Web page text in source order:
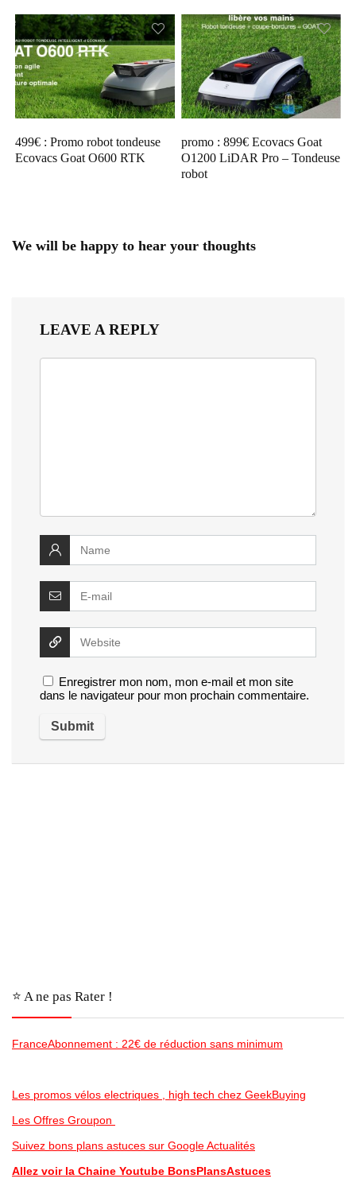
499€ : Promo robot tondeuse
Ecovacs Goat O600 RTK
promo : 899€ Ecovacs Goat
O1200 LiDAR Pro – Tondeuse
robot
We will be happy to hear your thoughts
LEAVE A REPLY
Enregistrer mon nom, mon e-mail et mon site
dans le navigateur pour mon prochain commentaire.
⭐️ A ne pas Rater !
FranceAbonnement : 22€ de réduction sans minimum
Les promos vélos electriques , high tech chez GeekBuying
Les Offres Groupon
Suivez bons plans astuces sur Google Actualités
Allez voir la Chaine Youtube BonsPlansAstuces